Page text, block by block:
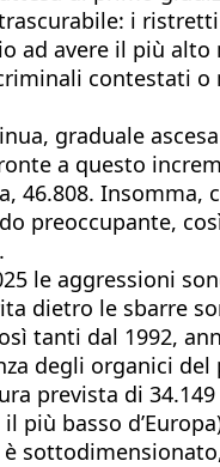
i
ad avere il più
contestati
graduale
a questo
46.808.
preoccupante,
le aggressioni
dietro le sbarre
tanti dal 1992,
degli organici
prevista di
basso